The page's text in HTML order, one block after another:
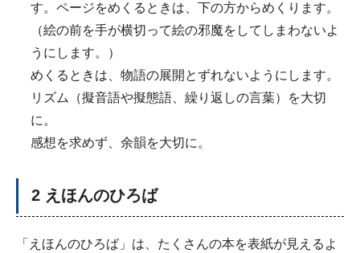
す。ページをめくるときは、下の方からめくります。
（絵の前を手が横切って絵の邪魔をしてしまわないよ
うにします。）
めくるときは、物語の展開とずれないようにします。
リズム（擬音語や擬態語、繰り返しの言葉）を大切
に。
感想を求めず、余韻を大切に。
2 えほんのひろば
「えほんのひろば」は、たくさんの本を表紙が見えるよ